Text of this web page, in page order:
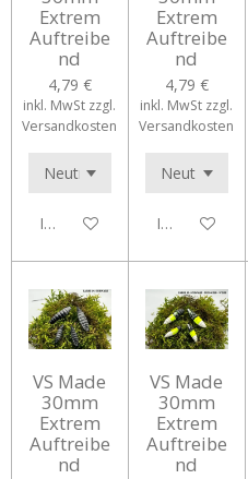
Extrem
Auftreibe
nd
4,79 €
inkl. MwSt zzgl.
Versandkosten
In den Warenkorb
Extrem
Auftreibe
nd
4,79 €
inkl. MwSt zzgl.
Versandkosten
In den
VS Made
30mm
Extrem
Auftreibe
nd
VS Made
30mm
Extrem
Auftreibe
nd